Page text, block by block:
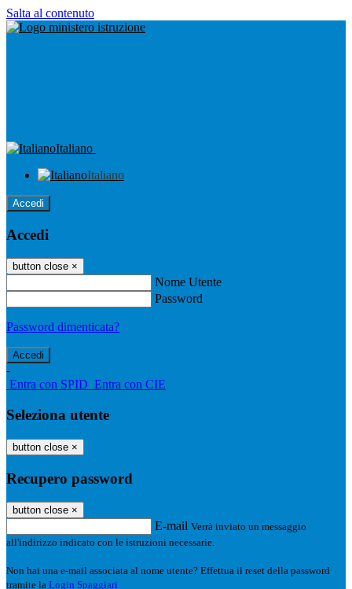
Salta al contenuto
Italiano
Italiano
Accedi
Accedi
button close ×
Nome Utente
Password
Password dimenticata?
-
Entra con SPID Entra con CIE
Seleziona utente
button close ×
Recupero password
button close ×
E-mail Verrà inviato un messaggio
all'indirizzo indicato con le istruzioni necessarie.
Non hai una e-mail associata al nome utente? Effettua il reset della password
tramite la Login Spaggiari